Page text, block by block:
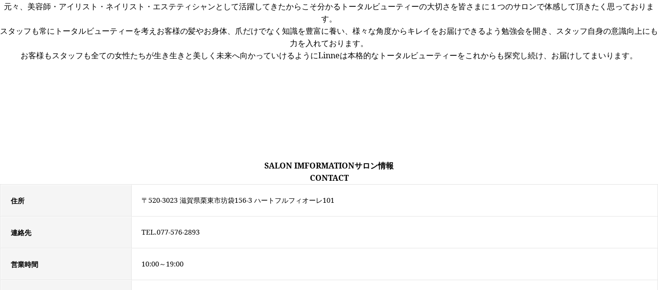
元々、美容師・アイリスト・ネイリスト・エステティシャンとして活躍してきたからこそ分かるトータルビューティーの大切さを皆さまに１つのサロンで体感して頂きたく思っておりま
す。
スタッフも常にトータルビューティーを考えお客様の髪やお身体、爪だけでなく知識を豊富に養い、様々な角度からキレイをお届けできるよう勉強会を開き、スタッフ自身の意識向上にも
力を入れております。
お客様もスタッフも全ての女性たちが生き生きと美しく未来へ向かっていけるようにLinneは本格的なトータルビューティーをこれからも探究し続け、お届けしてまいります。
SALON IMFORMATIONサロン情報
CONTACT
住所 〒520-3023 滋賀県栗東市坊袋156-3 ハートフルフィオーレ101
連絡先 TEL.077-576-2893
営業時間 10:00～19:00